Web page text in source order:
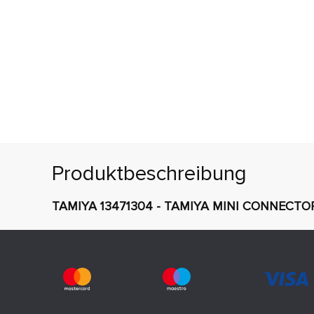
Produktbeschreibung
TAMIYA 13471304 - TAMIYA MINI